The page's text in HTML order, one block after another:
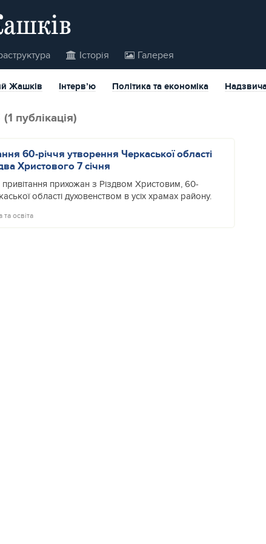
Історія Галерея
Жашків Інтерв’ю Політика та економіка
(1 публікація)
60-річчя утворення Черкаської області
Христового 7 січня
прихожан з Різдвом Христовим, 60-
області духовенством в усіх храмах району.
та освіта